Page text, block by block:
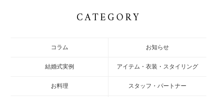
CATEGORY
コラム お知らせ
結婚式実例 アイテム・衣装・スタイリング
お料理 スタッフ・パートナー